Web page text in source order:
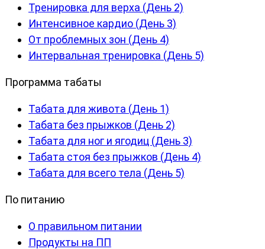
Тренировка для верха (День 2)
Интенсивное кардио (День 3)
От проблемных зон (День 4)
Интервальная тренировка (День 5)
Программа табаты
Табата для живота (День 1)
Табата без прыжков (День 2)
Табата для ног и ягодиц (День 3)
Табата стоя без прыжков (День 4)
Табата для всего тела (День 5)
По питанию
О правильном питании
Продукты на ПП